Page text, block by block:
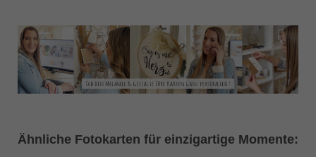
Ähnliche Fotokarten für einzigartige Momente: